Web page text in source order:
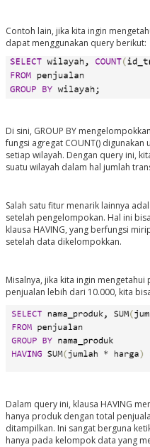
Contoh lain, jika kita ingin
dapat menggunakan query berikut:
Di sini, GROUP BY
fungsi agregat COUNT()
setiap wilayah. Dengan query ini,
suatu wilayah dalam hal jumlah
Salah satu fitur menarik lainnya
setelah pengelompokan. Hal ini
klausa HAVING, yang berfungsi
setelah data dikelompokkan.
Misalnya, jika kita ingin
penjualan lebih dari 10.000, kita
Dalam query ini, klausa HAVING
hanya produk dengan total
ditampilkan. Ini sangat berguna
hanya pada kelompok data yang